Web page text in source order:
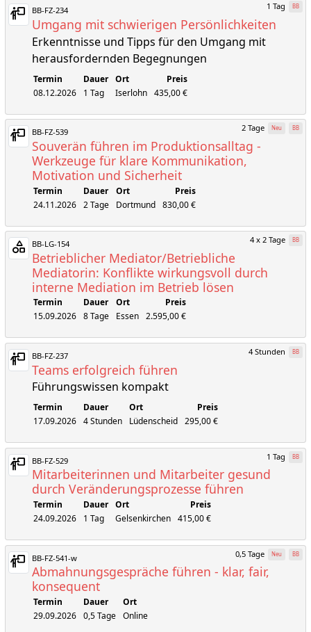
BB-FZ-234 1 Tag BB
Umgang mit schwierigen Persönlichkeiten
Erkenntnisse und Tipps für den Umgang mit
herausfordernden Begegnungen
Termin Dauer Ort
Preis
08.12.2026
1 Tag Iserlohn 435,00 €
BB-FZ-539 2 Tage Neu BB
Souverän führen im Produktionsalltag -
Werkzeuge für klare Kommunikation,
Motivation und Sicherheit
Termin Dauer Ort
Preis
24.11.2026
2 Tage Dortmund 830,00 €
BB-LG-154 4 x 2 Tage BB
Betrieblicher Mediator/Betriebliche
Mediatorin: Konflikte wirkungsvoll durch
interne Mediation im Betrieb lösen
Termin Dauer Ort
Preis
15.09.2026
8 Tage Essen 2.595,00 €
BB-FZ-237 4 Stunden BB
Teams erfolgreich führen
Führungswissen kompakt
Termin Dauer Ort
Preis
17.09.2026
4 Stunden Lüdenscheid 295,00 €
BB-FZ-529 1 Tag BB
Mitarbeiterinnen und Mitarbeiter gesund
durch Veränderungsprozesse führen
Termin Dauer Ort
Preis
24.09.2026
1 Tag Gelsenkirchen 415,00 €
BB-FZ-541-w 0,5 Tage Neu BB
Abmahnungsgespräche führen - klar, fair,
konsequent
Termin Dauer
Ort
29.09.2026
0,5 Tage Online